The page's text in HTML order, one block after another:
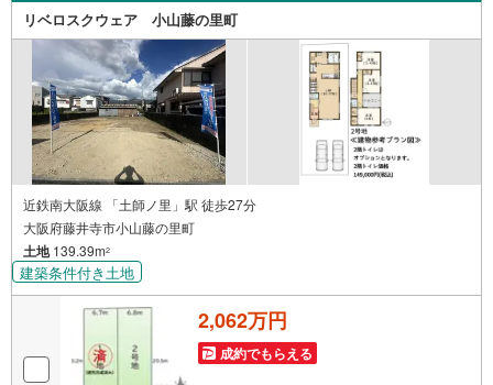
リベロスクウェア 小山藤の里町
近鉄南大阪線 「土師ノ里」駅 徒歩27分
大阪府藤井寺市小山藤の里町
土地139.39m2
建築条件付き土地
2,062万円
成約でもらえる